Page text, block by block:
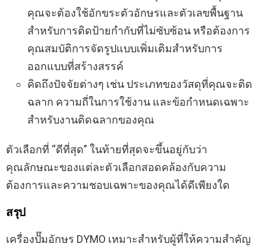
คุณจะต้องใช้อักขระตัวอักษรและตัวเลขพื้นฐาน
สำหรับการติดป้ายกำกับที่ไม่ซับซ้อน หรือต้องการ
คุณสมบัติการจัดรูปแบบเพิ่มเติมสำหรับการ
ออกแบบที่สร้างสรรค์
คิดถึงปัจจัยต่างๆ เช่น ประเภทของวัสดุที่คุณจะติด
ฉลาก ความถี่ในการใช้งาน และข้อกำหนดเฉพาะ
สำหรับงานติดฉลากของคุณ
ตัวเลือกที่ “ดีที่สุด” ในท้ายที่สุดจะขึ้นอยู่กับว่า
คุณลักษณะของแต่ละตัวเลือกสอดคล้องกับความ
ต้องการและความชอบเฉพาะของคุณได้ดีเพียงใด
สรุป
เครื่องปั๊มอักษร DYMO เหมาะสำหรับผู้ที่ให้ความสำคัญ